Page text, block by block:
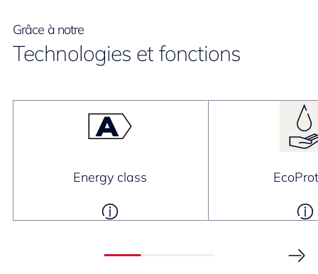
Grâce à notre
Technologies et fonctions
Energy class